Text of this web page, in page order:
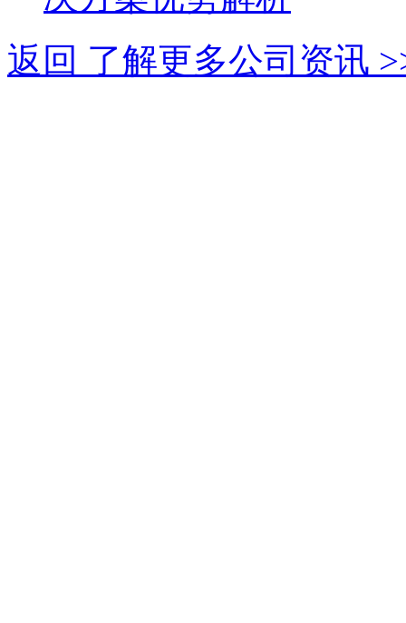
返回 了解更多公司资讯